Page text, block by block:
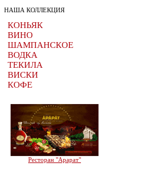
НАША КОЛЛЕКЦИЯ
КОНЬЯК
ВИНО
ШАМПАНСКОЕ
ВОДКА
ТЕКИЛА
ВИСКИ
КОФЕ
Ресторан "Арарат"